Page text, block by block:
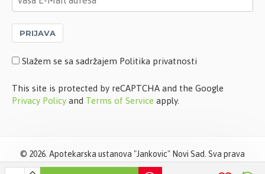
PRIJAVA
Slažem se sa sadržajem Politika privatnosti
This site is protected by reCAPTCHA and the Google
Privacy Policy and Terms of Service apply.
© 2026. Apotekarska ustanova "Jankovic" Novi Sad. Sva prava
zadržana. Softverska izradaSTIV Solutions